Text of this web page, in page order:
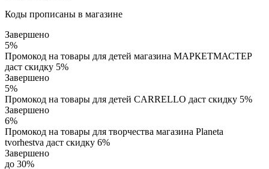
Коды прописаны в магазине
Завершено
5%
Промокод на товары для детей магазина МАРКЕТМАСТЕР
даст скидку 5%
Завершено
5%
Промокод на товары для детей CARRELLO даст скидку 5%
Завершено
6%
Промокод на товары для творчества магазина Planeta
tvorhestva даст скидку 6%
Завершено
до 30%